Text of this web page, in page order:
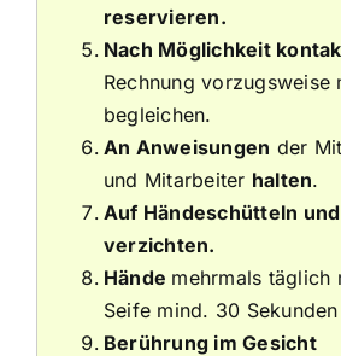
reservieren.
Nach Möglichkeit
Rechnung vorzugsweise
begleichen.
An Anweisungen der
und Mitarbeiter halten.
Auf Händeschütteln
verzichten.
Hände mehrmals täglich
Seife mind. 30 Sekunden
Berührung im Gesicht